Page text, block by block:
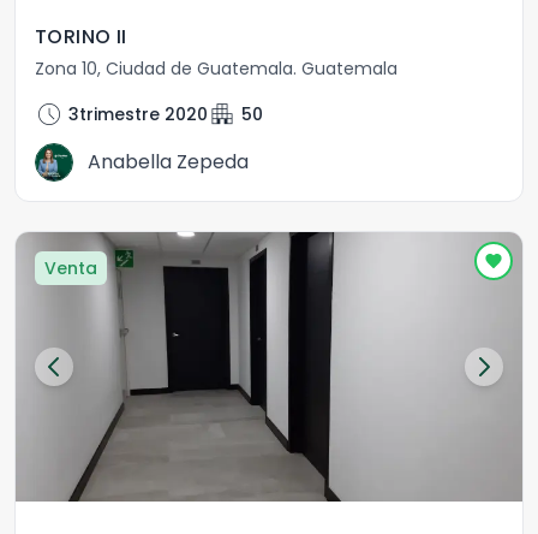
TORINO II
Zona 10, Ciudad de Guatemala. Guatemala
schedule 3trimestre 2020 apartment 50
Anabella Zepeda
Venta